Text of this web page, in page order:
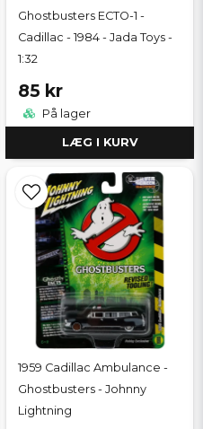
Ghostbusters ECTO-1 -
Cadillac - 1984 - Jada Toys -
1:32
85 kr
På lager
LÆG I KURV
1959 Cadillac Ambulance -
Ghostbusters - Johnny
Lightning